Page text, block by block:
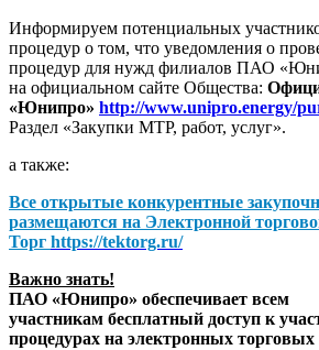
Информируем потенциальных
процедур о том, что уведомления о
процедур для нужд филиалов ПАО
на официальном сайте Общества:
«Юнипро» http://www.unipro.energy/
Раздел «Закупки МТР, работ, услуг».
а также:
Все открытые конкурентные
размещаются на Электронной
Торг https://tektorg.ru/
Важно знать!
ПАО «Юнипро» обеспечивает всем
участникам бесплатный доступ к
процедурах на электронных